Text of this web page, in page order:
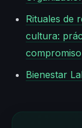
Rituales de
cultura:
compromiso
Bienestar